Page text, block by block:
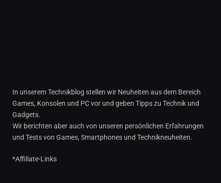
In unserem Technikblog stellen wir Neuheiten aus dem Bereich
Games, Konsolen und PC vor und geben Tipps zu Technik und
Gadgets.
Wir berichten aber auch von unseren persönlichen Erfahrungen
und Tests von Games, Smartphones und Technikneuheiten.
*Affiliate-Links